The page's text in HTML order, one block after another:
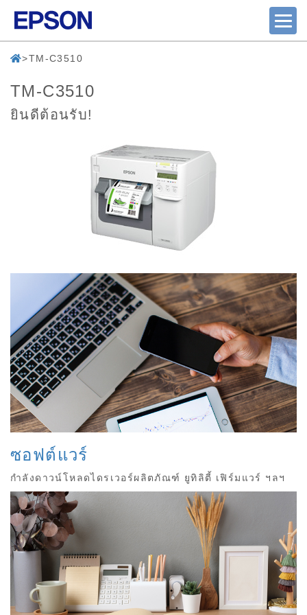
TM-C3510
TM-C3510
ยินดีต้อนรับ!
ซอฟต์แวร์
กำลังดาวน์โหลดไดรเวอร์ผลิตภัณฑ์ ยูทิลิตี้ เฟิร์มแวร์ ฯลฯ